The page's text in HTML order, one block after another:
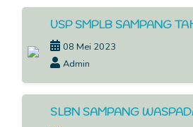
USP SMPLB SAMPANG
08 Mei 2023
Admin
SLBN SAMPANG